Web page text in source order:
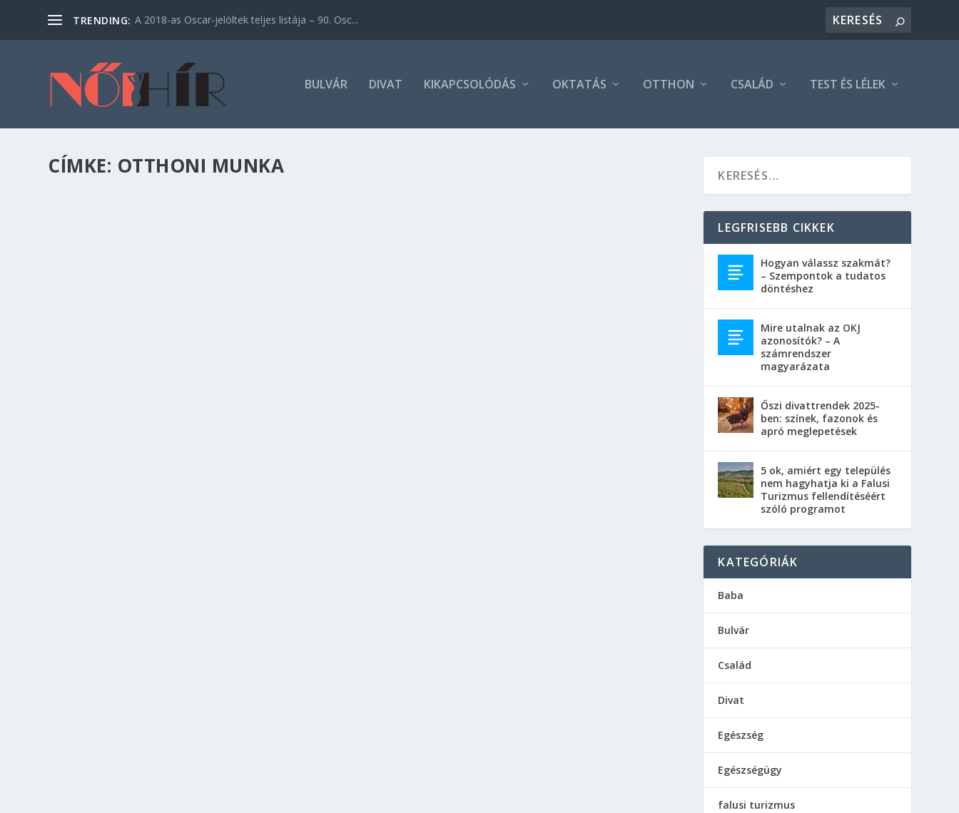
TRENDING: A 2018-as Oscar-jelöltek teljes listája – 90. Osc...
BULVÁR DIVAT KIKAPCSOLÓDÁS OKTATÁS OTTHON CSALÁD TEST ÉS LÉLEK
CÍMKE: OTTHONI MUNKA
LEGFRISEBB CIKKEK
Hogyan válassz szakmát?
– Szempontok a tudatos
döntéshez
Mire utalnak az OKJ
azonosítók? – A
számrendszer
magyarázata
Őszi divattrendek 2025-
ben: színek, fazonok és
apró meglepetések
5 ok, amiért egy település
nem hagyhatja ki a Falusi
Turizmus fellendítéséért
szóló programot
KATEGÓRIÁK
Baba
Bulvár
Család
Divat
Egészség
Egészségügy
falusi turizmus